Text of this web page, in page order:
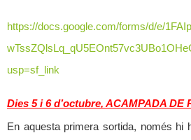
https://docs.google.com/forms/d/e/
wTssZQlsLq_qU5EOnt57vc3UBo1O
usp=sf_link
Dies 5 i 6 d’octubre, ACAMPADA DE
En aquesta primera sortida, només hi